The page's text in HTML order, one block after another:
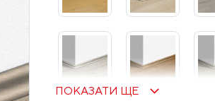
ПОКАЗАТИ ЩЕ